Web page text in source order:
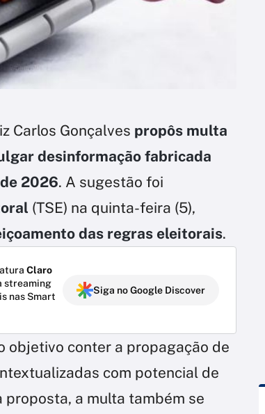
Carlos Gonçalves propôs multa
desinformação fabricada
2026. A sugestão foi
(TSE) na quinta-feira (5),
das regras eleitorais.
Claro
streaming
nas Smart
Siga no Google Discover
objetivo conter a propagação de
com potencial de
a multa também se